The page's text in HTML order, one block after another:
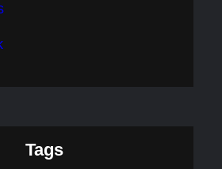
Tags